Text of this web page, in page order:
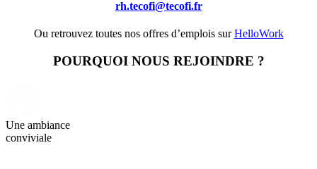
rh.tecofi@tecofi.fr
Ou retrouvez toutes nos offres d’emplois surHelloWork
POURQUOI NOUS REJOINDRE ?
Une ambiance
conviviale